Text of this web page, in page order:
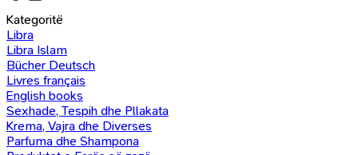
Kategoritë
Libra
Libra Islam
Bücher Deutsch
Livres français
English books
Sexhade, Tespih dhe Pllakata
Krema, Vajra dhe Diverses
Parfuma dhe Shampona